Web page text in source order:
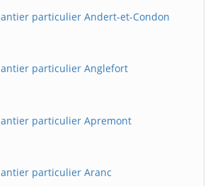
particulier Andert-et-Condon
particulier Anglefort
particulier Apremont
particulier Aranc